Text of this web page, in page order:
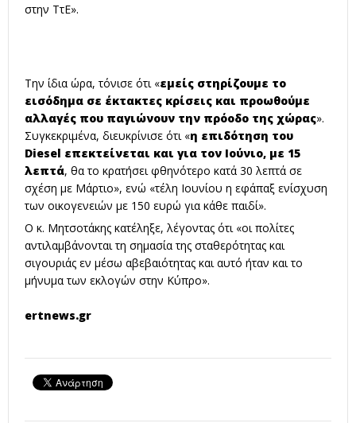
στην ΤτΕ».
Την ίδια ώρα, τόνισε ότι «εμείς στηρίζουμε το
εισόδημα σε έκτακτες κρίσεις και προωθούμε
αλλαγές που παγιώνουν την πρόοδο της χώρας».
Συγκεκριμένα, διευκρίνισε ότι «η επιδότηση του
Diesel επεκτείνεται και για τον Ιούνιο, με 15
λεπτά, θα το κρατήσει φθηνότερο κατά 30 λεπτά σε
σχέση με Μάρτιο», ενώ «τέλη Ιουνίου η εφάπαξ ενίσχυση
των οικογενειών με 150 ευρώ για κάθε παιδί».
Ο κ. Μητσοτάκης κατέληξε, λέγοντας ότι «οι πολίτες
αντιλαμβάνονται τη σημασία της σταθερότητας και
σιγουριάς εν μέσω αβεβαιότητας και αυτό ήταν και το
μήνυμα των εκλογών στην Κύπρο».
ertnews.gr